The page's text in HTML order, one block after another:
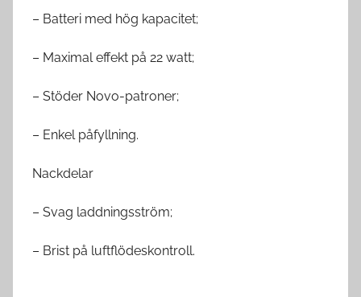
– Batteri med hög kapacitet;
– Maximal effekt på 22 watt;
– Stöder Novo-patroner;
– Enkel påfyllning.
Nackdelar
– Svag laddningsström;
– Brist på luftflödeskontroll.